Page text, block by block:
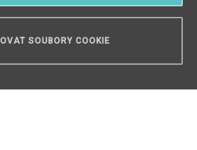
SOUBORY COOKIE